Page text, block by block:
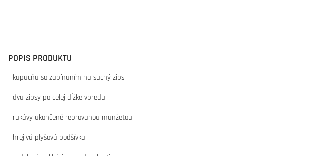
POPIS PRODUKTU
- kapucňa so zapínaním na suchý zips
- dva zipsy po celej dĺžke vpredu
- rukávy ukončené rebrovanou manžetou
- hrejivá plyšová podšívka